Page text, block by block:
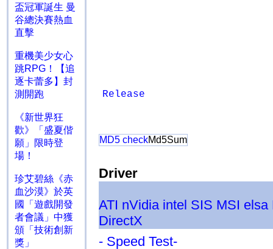
盃冠軍誕生 曼
谷總決賽熱血
直擊
重機美少女心
跳RPG！【追
逐卡蕾多】封
測開跑
《新世界狂
歡》「盛夏偕
願」限時登
場！
珍艾碧絲《赤
血沙漠》於英
國「遊戲開發
者會議」中獲
頒「技術創新
獎」
Release
MD5 checkMd5Sum
Driver
ATI nVidia intel SIS MSI elsa
DirectX
- Speed Test-